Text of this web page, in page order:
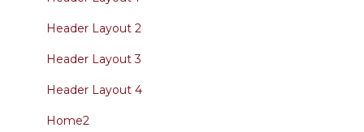
Header Layout 2
Header Layout 3
Header Layout 4
Home2